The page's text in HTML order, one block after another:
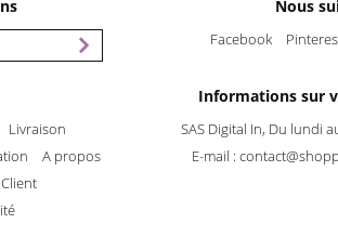
Nous
Facebook
Livraison
A propos
Informations sur
SAS Digital In, Du lundi
E-mail :